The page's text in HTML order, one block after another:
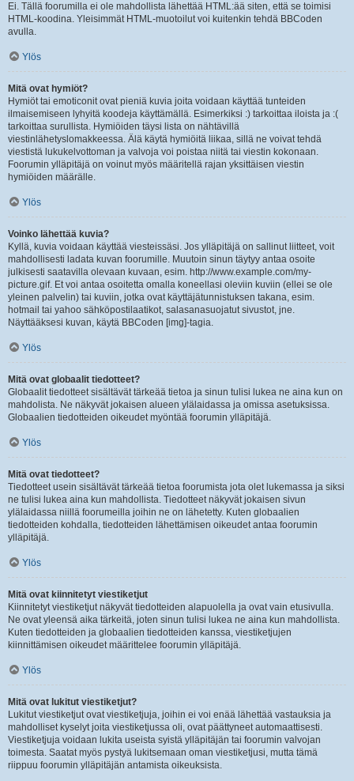
Ei. Tällä foorumilla ei ole mahdollista lähettää HTML:ää siten, että se toimisi
HTML-koodina. Yleisimmät HTML-muotoilut voi kuitenkin tehdä BBCoden
avulla.
Ylös
Mitä ovat hymiöt?
Hymiöt tai emoticonit ovat pieniä kuvia joita voidaan käyttää tunteiden
ilmaisemiseen lyhyitä koodeja käyttämällä. Esimerkiksi :) tarkoittaa iloista ja :(
tarkoittaa surullista. Hymiöiden täysi lista on nähtävillä
viestinlähetyslomakkeessa. Älä käytä hymiöitä liikaa, sillä ne voivat tehdä
viestistä lukukelvottoman ja valvoja voi poistaa niitä tai viestin kokonaan.
Foorumin ylläpitäjä on voinut myös määritellä rajan yksittäisen viestin
hymiöiden määrälle.
Ylös
Voinko lähettää kuvia?
Kyllä, kuvia voidaan käyttää viesteissäsi. Jos ylläpitäjä on sallinut liitteet, voit
mahdollisesti ladata kuvan foorumille. Muutoin sinun täytyy antaa osoite
julkisesti saatavilla olevaan kuvaan, esim. http://www.example.com/my-
picture.gif. Et voi antaa osoitetta omalla koneellasi oleviin kuviin (ellei se ole
yleinen palvelin) tai kuviin, jotka ovat käyttäjätunnistuksen takana, esim.
hotmail tai yahoo sähköpostilaatikot, salasanasuojatut sivustot, jne.
Näyttääksesi kuvan, käytä BBCoden [img]-tagia.
Ylös
Mitä ovat globaalit tiedotteet?
Globaalit tiedotteet sisältävät tärkeää tietoa ja sinun tulisi lukea ne aina kun on
mahdolista. Ne näkyvät jokaisen alueen ylälaidassa ja omissa asetuksissa.
Globaalien tiedotteiden oikeudet myöntää foorumin ylläpitäjä.
Ylös
Mitä ovat tiedotteet?
Tiedotteet usein sisältävät tärkeää tietoa foorumista jota olet lukemassa ja siksi
ne tulisi lukea aina kun mahdollista. Tiedotteet näkyvät jokaisen sivun
ylälaidassa niillä foorumeilla joihin ne on lähetetty. Kuten globaalien
tiedotteiden kohdalla, tiedotteiden lähettämisen oikeudet antaa foorumin
ylläpitäjä.
Ylös
Mitä ovat kiinnitetyt viestiketjut
Kiinnitetyt viestiketjut näkyvät tiedotteiden alapuolella ja ovat vain etusivulla.
Ne ovat yleensä aika tärkeitä, joten sinun tulisi lukea ne aina kun mahdollista.
Kuten tiedotteiden ja globaalien tiedotteiden kanssa, viestiketjujen
kiinnittämisen oikeudet määrittelee foorumin ylläpitäjä.
Ylös
Mitä ovat lukitut viestiketjut?
Lukitut viestiketjut ovat viestiketjuja, joihin ei voi enää lähettää vastauksia ja
mahdolliset kyselyt joita viestiketjussa oli, ovat päättyneet automaattisesti.
Viestiketjuja voidaan lukita useista syistä ylläpitäjän tai foorumin valvojan
toimesta. Saatat myös pystyä lukitsemaan oman viestiketjusi, mutta tämä
riippuu foorumin ylläpitäjän antamista oikeuksista.